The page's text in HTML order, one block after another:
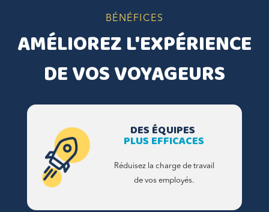
BÉNÉFICES
AMÉLIOREZ L'EXPÉRIENCE
DE VOS VOYAGEURS
DES ÉQUIPES
PLUS EFFICACES
Réduisez la charge de travail
de vos employés.